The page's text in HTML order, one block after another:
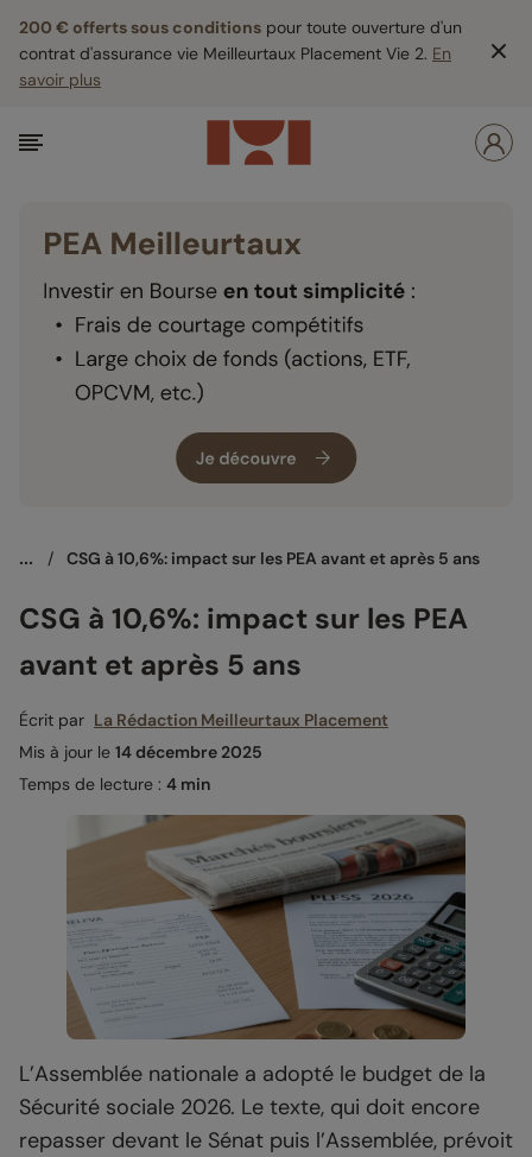
200 € offerts sous conditions pour toute ouverture d'un
contrat d'assurance vie Meilleurtaux Placement Vie 2. En
savoir plus
... / CSG à 10,6%: impact sur les PEA avant et après 5 ans
CSG à 10,6%: impact sur les PEA
avant et après 5 ans
Écrit par La Rédaction Meilleurtaux Placement
Mis à jour le 14 décembre 2025
Temps de lecture : 4 min
L’Assemblée nationale a adopté le budget de la
Sécurité sociale 2026. Le texte, qui doit encore
repasser devant le Sénat puis l’Assemblée, prévoit